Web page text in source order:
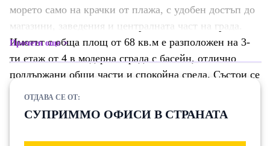
морето само на крачки от плажа, с удобен достъп до
магазини, заведения и централната част на града.
Имотът с обща площ от 68 кв.м е разположен на 3-
ти етаж от 4 в модерна сграда с басейн, отлично
поддържани общи части и спокойна среда. Състои се
вкус и внимание към детайла. Разполага с всичко
Прочети още
ОТДАВА СЕ ОТ:
СУПРИММО ОФИСИ В СТРАНАТА